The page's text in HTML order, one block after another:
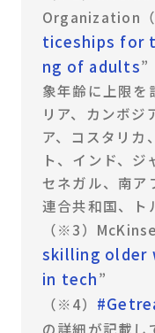
Organization
ticeships for
ng of adults”
象年齢に上限を
リア、カンボジ
ア、コスタリカ
ト、インド、ジ
セネガル、南ア
連合共和国、ト
（※3）
skilling older
in tech”
（※4）
の詳細が記載し